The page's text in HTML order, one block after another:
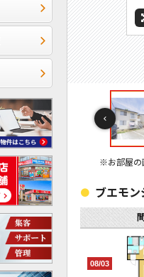
※お部屋の
ブエモ
08/03